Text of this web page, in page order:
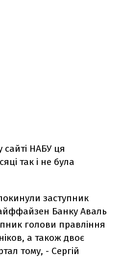
НАБУ ця
так і не була
заступник
Банку Аваль
голови правління
а також двоє
тому, - Сергій